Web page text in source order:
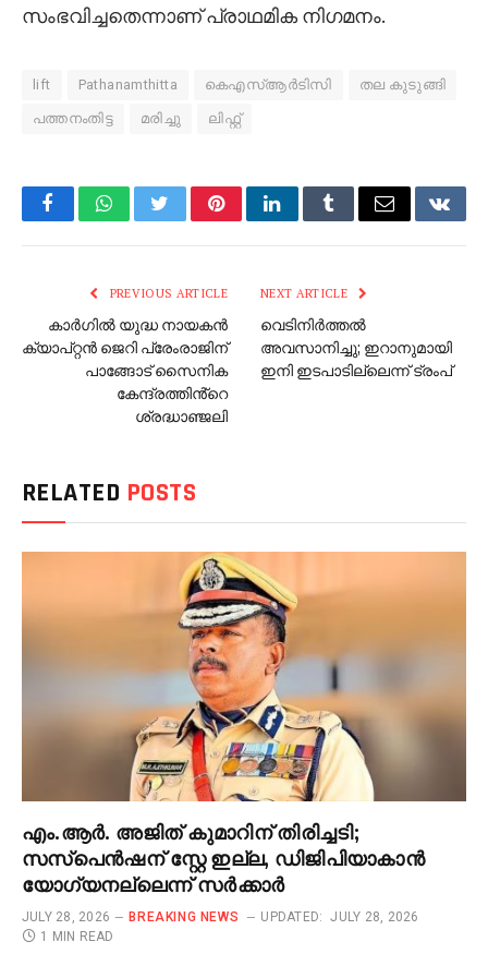
സംഭവിച്ചതെന്നാണ് പ്രാഥമിക നിഗമനം.
lift Pathanamthitta കെഎസ്ആർടിസി തല കുടുങ്ങി
പത്തനംതിട്ട മരിച്ചു ലിഫ്റ്റ്
FacebookWhatsAppTwitterPinterestLinkedInTumblrEmail
PREVIOUS ARTICLE
കാർഗിൽ യുദ്ധ നായകൻ
ക്യാപ്റ്റൻ ജെറി പ്രേംരാജിന്
പാങ്ങോട് സൈനിക
കേന്ദ്രത്തിൻ്റെ
ശ്രദ്ധാഞ്ജലി
NEXT ARTICLE
വെടിനിർത്തൽ
അവസാനിച്ചു; ഇറാനുമായി
ഇനി ഇടപാടില്ലെന്ന് ട്രംപ്
RELATED POSTS
എം.ആർ. അജിത് കുമാറിന് തിരിച്ചടി;
സസ്‌പെൻഷന് സ്റ്റേ ഇല്ല, ഡിജിപിയാകാൻ
യോഗ്യനല്ലെന്ന് സർക്കാർ
JULY 28, 2026 BREAKING NEWS UPDATED: JULY 28, 2026
1 MIN READ